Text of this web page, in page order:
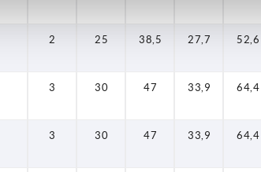
2 25 38,5 27,7 52,6
3 30 47 33,9 64,4
3 30 47 33,9 64,4